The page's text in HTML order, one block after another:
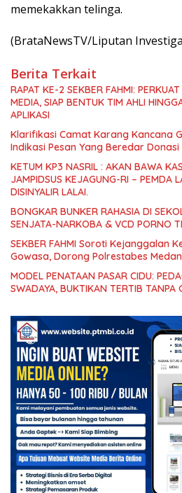
memekakkan telinga.
(BrataNewsTV/Liputan
Berita Terkait
RAPAT KE-2 SEKBER FAHMI:
MEDIA, SIAP BENTUK TIM AHLI
APLIKASI
Klarifikasi Camat Karang Kancana
Indikasi Pesan Yang Beredar Donasi
KETUM KP3 NASRIL : AKAN BAWA
JAMPIDSUS KEJAGUNG-RI – PEMDA
DISINYALIR LALAI.
BONGKAR BUNKER RAHASIA DI
SENJATA-NARKOBA & VCD PORNO
SEKBER FAHMI Soroti Kejanggalan
Gowasa, Dorong Polrestabes
MODEL PENATAAN PASAR CIDU:
SWADAYA, BUKTIKAN TERTIB TANPA